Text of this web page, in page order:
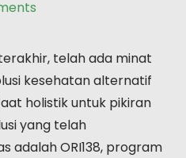
telah ada minat
kesehatan alternatif
holistik untuk pikiran
yang telah
adalah ORI138, program